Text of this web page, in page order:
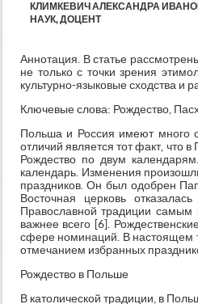
КЛИМКЕВИЧ АЛЕКСАНДРА
НАУК, ДОЦЕНТ
Аннотация. В статье
не только с точки зрения
культурно-языковые сходства и
Ключевые слова: Рождество,
Польша и Россия имеют много
отличий является тот факт, что
Рождество по двум
календарь. Изменения
праздников. Он был одобрен
Восточная церковь
Православной традиции самым
важнее всего [6].
сфере номинаций. В настоящем
отмечанием избранных
Рождество в Польше
В католической традиции, в